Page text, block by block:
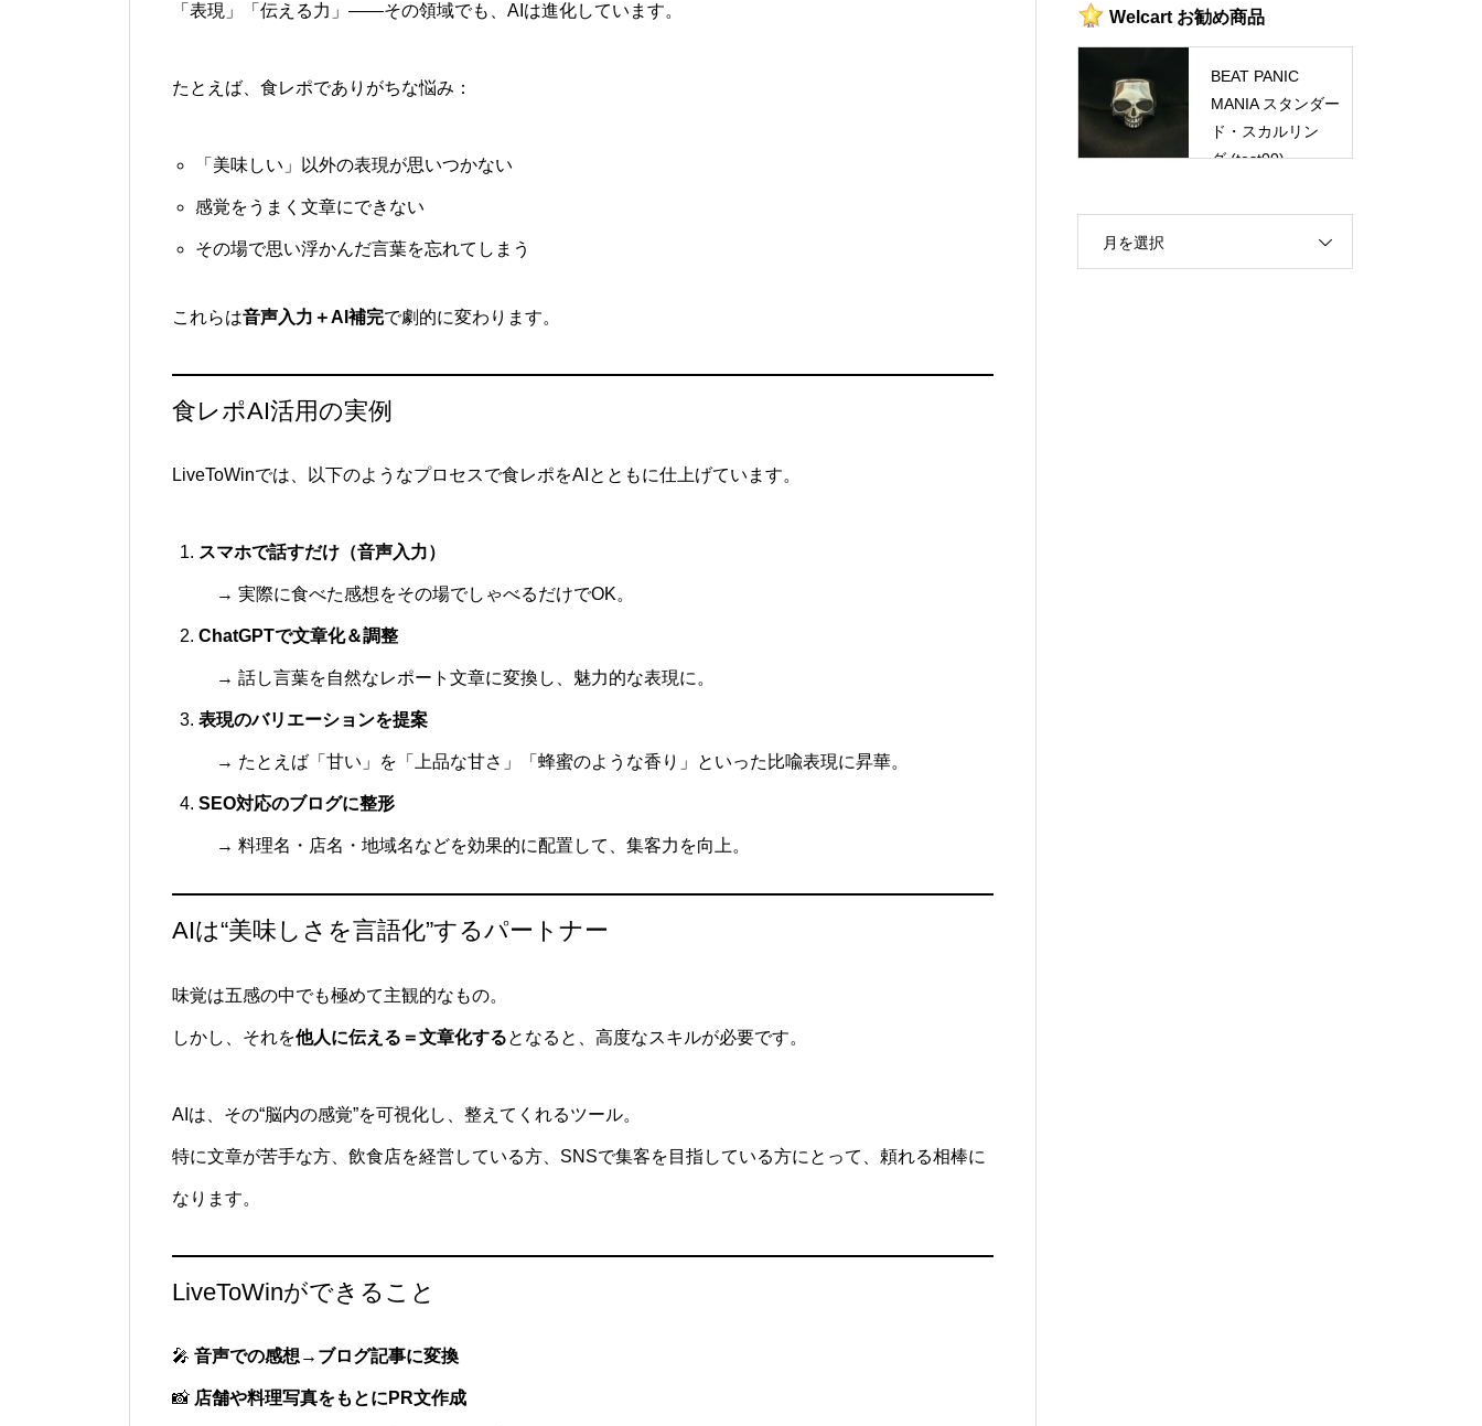
「表現」「伝える力」――その領域でも、AIは進化しています。
たとえば、食レポでありがちな悩み：
「美味しい」以外の表現が思いつかない
感覚をうまく文章にできない
その場で思い浮かんだ言葉を忘れてしまう
これらは音声入力＋AI補完で劇的に変わります。
食レポAI活用の実例
LiveToWinでは、以下のようなプロセスで食レポをAIとともに仕上げています。
スマホで話すだけ（音声入力）
→ 実際に食べた感想をその場でしゃべるだけでOK。
ChatGPTで文章化＆調整
→ 話し言葉を自然なレポート文章に変換し、魅力的な表現に。
表現のバリエーションを提案
→ たとえば「甘い」を「上品な甘さ」「蜂蜜のような香り」といった比喩表現に昇華。
SEO対応のブログに整形
→ 料理名・店名・地域名などを効果的に配置して、集客力を向上。
AIは“美味しさを言語化”するパートナー
味覚は五感の中でも極めて主観的なもの。
しかし、それを他人に伝える＝文章化するとなると、高度なスキルが必要です。
AIは、その“脳内の感覚”を可視化し、整えてくれるツール。
特に文章が苦手な方、飲食店を経営している方、SNSで集客を目指している方にとって、頼れる相棒に
なります。
LiveToWinができること
🎤 音声での感想→ブログ記事に変換
📸 店舗や料理写真をもとにPR文作成
Welcart お勧め商品
BEAT PANIC
MANIA スタンダー
ド・スカルリン
グ (test00)
月を選択